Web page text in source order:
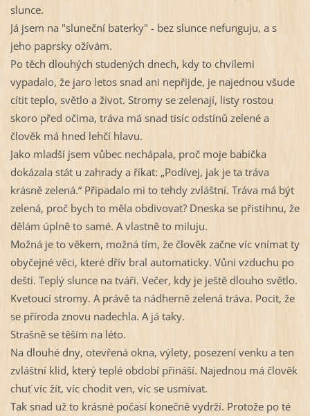
slunce.
Já jsem na "sluneční baterky" - bez slunce nefunguju, a s
jeho paprsky ožívám.
Po těch dlouhých studených dnech, kdy to chvílemi
vypadalo, že jaro letos snad ani nepřijde, je najednou všude
cítit teplo, světlo a život. Stromy se zelenají, listy rostou
skoro před očima, tráva má snad tisíc odstínů zelené a
člověk má hned lehčí hlavu.
Jako mladší jsem vůbec nechápala, proč moje babička
dokázala stát u zahrady a říkat: „Podívej, jak je ta tráva
krásně zelená.“ Připadalo mi to tehdy zvláštní. Tráva má být
zelená, proč bych to měla obdivovat? Dneska se přistihnu, že
dělám úplně to samé. A vlastně to miluju.
Možná je to věkem, možná tím, že člověk začne víc vnímat ty
obyčejné věci, které dřív bral automaticky. Vůni vzduchu po
dešti. Teplý slunce na tváři. Večer, kdy je ještě dlouho světlo.
Kvetoucí stromy. A právě ta nádherně zelená tráva. Pocit, že
se příroda znovu nadechla. A já taky.
Strašně se těším na léto.
Na dlouhé dny, otevřená okna, výlety, posezení venku a ten
zvláštní klid, který teplé období přináší. Najednou má člověk
chuť víc žít, víc chodit ven, víc se usmívat.
Tak snad už to krásné počasí konečně vydrží. Protože po té